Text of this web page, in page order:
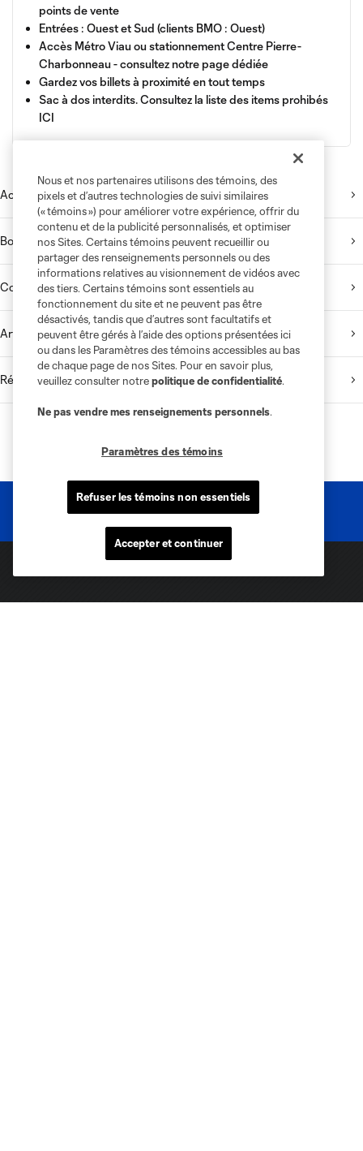
points de vente
Entrées : Ouest et Sud (clients BMO : Ouest)
Accès Métro Viau ou stationnement Centre Pierre-
Charbonneau -consultez notre page dédiée
Gardez vos billets à proximité en tout temps
Sac à dos interdits. Consultez la liste des items prohibés
ICI
Accès et plan du stade
Boutique
Code de conduite
Articles prohibés
Réglementation
Sites des clubs
Nous et nos partenaires utilisons des témoins, des
pixels et d’autres technologies de suivi similaires
(« témoins ») pour améliorer votre expérience, offrir du
contenu et de la publicité personnalisés, et optimiser
nos Sites. Certains témoins peuvent recueillir ou
partager des renseignements personnels ou des
informations relatives au visionnement de vidéos avec
des tiers. Certains témoins sont essentiels au
fonctionnement du site et ne peuvent pas être
désactivés, tandis que d’autres sont facultatifs et
peuvent être gérés à l’aide des options présentées ici
ou dans les Paramètres des témoins accessibles au bas
de chaque page de nos Sites. Pour en savoir plus,
veuillez consulter notrepolitique de confidentialité.
Ne pas vendre mes renseignements personnels.
Paramètres des témoins
Refuser les témoins non essentiels
Accepter et continuer